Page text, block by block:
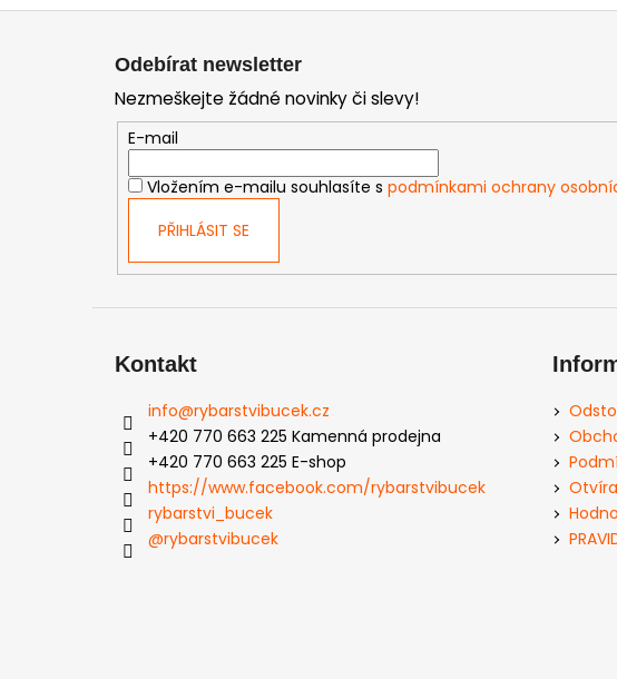
Odebírat newsletter
Nezmeškejte žádné novinky či slevy!
E-mail
Vložením e-mailu souhlasíte s podmínkami ochrany
PŘIHLÁSIT SE
Kontakt
info@rybarstvibucek.cz
+420 770 663 225 Kamenná prodejna
+420 770 663 225 E-shop
https://www.facebook.com/rybarstvibucek
rybarstvi_bucek
@rybarstvibucek